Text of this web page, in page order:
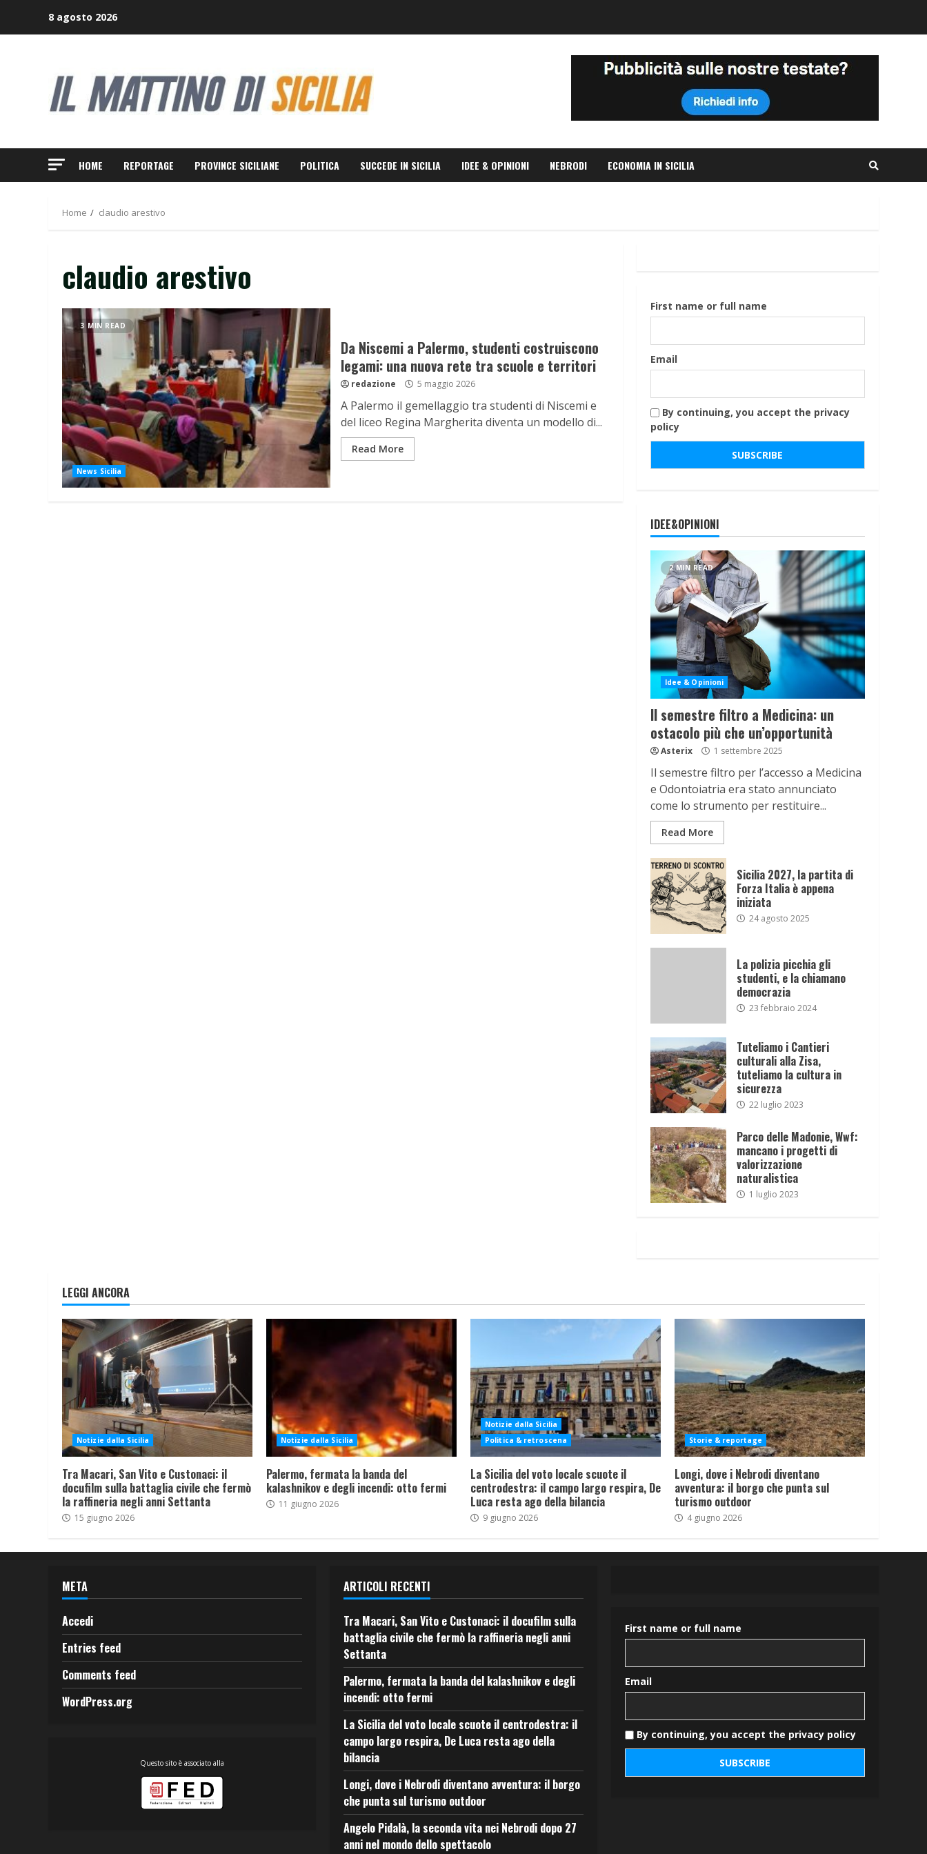
8 agosto 2026
HOME REPORTAGE PROVINCE SICILIANE POLITICA SUCCEDE IN SICILIA IDEE & OPINIONI NEBRODI ECONOMIA IN SICILIA
Home claudio arestivo
claudio arestivo
3 MIN READ
News Sicilia
Da Niscemi a Palermo, studenti costruiscono
legami: una nuova rete tra scuole e territori
redazione 5 maggio 2026
A Palermo il gemellaggio tra studenti di Niscemi e
del liceo Regina Margherita diventa un modello di...
Read More
First name or full name
Email
By continuing, you accept the privacy
policy
IDEE&OPINIONI
2 MIN READ
Idee & Opinioni
Il semestre filtro a Medicina: un
ostacolo più che un’opportunità
Asterix 1 settembre 2025
Il semestre filtro per l’accesso a Medicina
e Odontoiatria era stato annunciato
come lo strumento per restituire...
Read More
Sicilia 2027, la partita di
Forza Italia è appena
iniziata
24 agosto 2025
La polizia picchia gli
studenti, e la chiamano
democrazia
23 febbraio 2024
Tuteliamo i Cantieri
culturali alla Zisa,
tuteliamo la cultura in
sicurezza
22 luglio 2023
Parco delle Madonie, Wwf:
mancano i progetti di
valorizzazione
naturalistica
1 luglio 2023
LEGGI ANCORA
Notizie dalla Sicilia
Tra Macari, San Vito e Custonaci: il
docufilm sulla battaglia civile che fermò
la raffineria negli anni Settanta
15 giugno 2026
Notizie dalla Sicilia
Palermo, fermata la banda del
kalashnikov e degli incendi: otto fermi
11 giugno 2026
Notizie dalla Sicilia
Politica & retroscena
La Sicilia del voto locale scuote il
centrodestra: il campo largo respira, De
Luca resta ago della bilancia
9 giugno 2026
Storie & reportage
Longi, dove i Nebrodi diventano
avventura: il borgo che punta sul
turismo outdoor
4 giugno 2026
META
Accedi
Entries feed
Comments feed
WordPress.org
Questo sito è associato alla
ARTICOLI RECENTI
Tra Macari, San Vito e Custonaci: il docufilm sulla
battaglia civile che fermò la raffineria negli anni
Settanta
Palermo, fermata la banda del kalashnikov e degli
incendi: otto fermi
La Sicilia del voto locale scuote il centrodestra: il
campo largo respira, De Luca resta ago della
bilancia
Longi, dove i Nebrodi diventano avventura: il borgo
che punta sul turismo outdoor
Angelo Pidalà, la seconda vita nei Nebrodi dopo 27
anni nel mondo dello spettacolo
First name or full name
Email
By continuing, you accept the privacy policy